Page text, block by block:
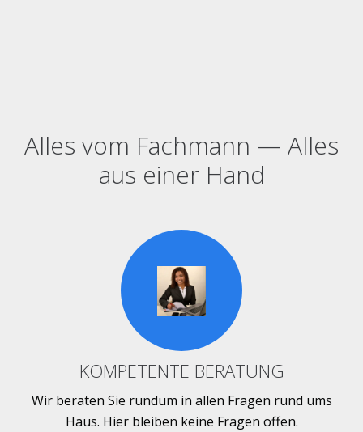
Alles vom Fachmann — Alles
aus einer Hand
KOMPETENTE BERATUNG
Wir beraten Sie rundum in allen Fragen rund ums
Haus. Hier bleiben keine Fragen offen.